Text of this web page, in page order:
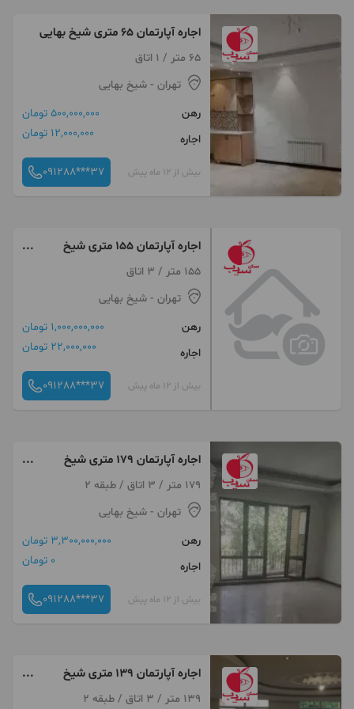
اجاره آپارتمان 65 متری شیخ بهایی
65 متر / 1 اتاق
تهران - شیخ بهایی
رهن
500,000,000 تومان
اجاره
12,000,000 تومان
بیش از 12 ماه پیش 091288***37
اجاره آپارتمان 155 متری شیخ
بهایی
155 متر / 3 اتاق
تهران - شیخ بهایی
رهن
1,000,000,000 تومان
اجاره
22,000,000 تومان
بیش از 12 ماه پیش 091288***37
اجاره آپارتمان 179 متری شیخ
بهایی
179 متر / 3 اتاق / طبقه 2
تهران - شیخ بهایی
رهن
3,300,000,000 تومان
اجاره
0 تومان
بیش از 12 ماه پیش 091288***37
اجاره آپارتمان 139 متری شیخ
بهایی
139 متر / 3 اتاق / طبقه 2